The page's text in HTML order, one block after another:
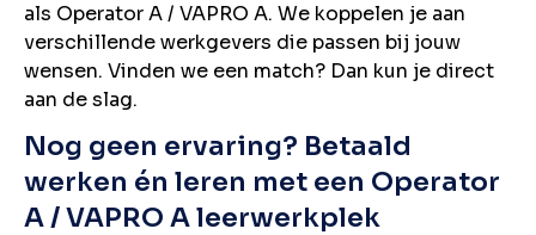
als Operator A / VAPRO A. We koppelen je aan
verschillende werkgevers die passen bij jouw
wensen. Vinden we een match? Dan kun je direct
aan de slag.
Nog geen ervaring? Betaald
werken én leren met een Operator
A / VAPRO A leerwerkplek